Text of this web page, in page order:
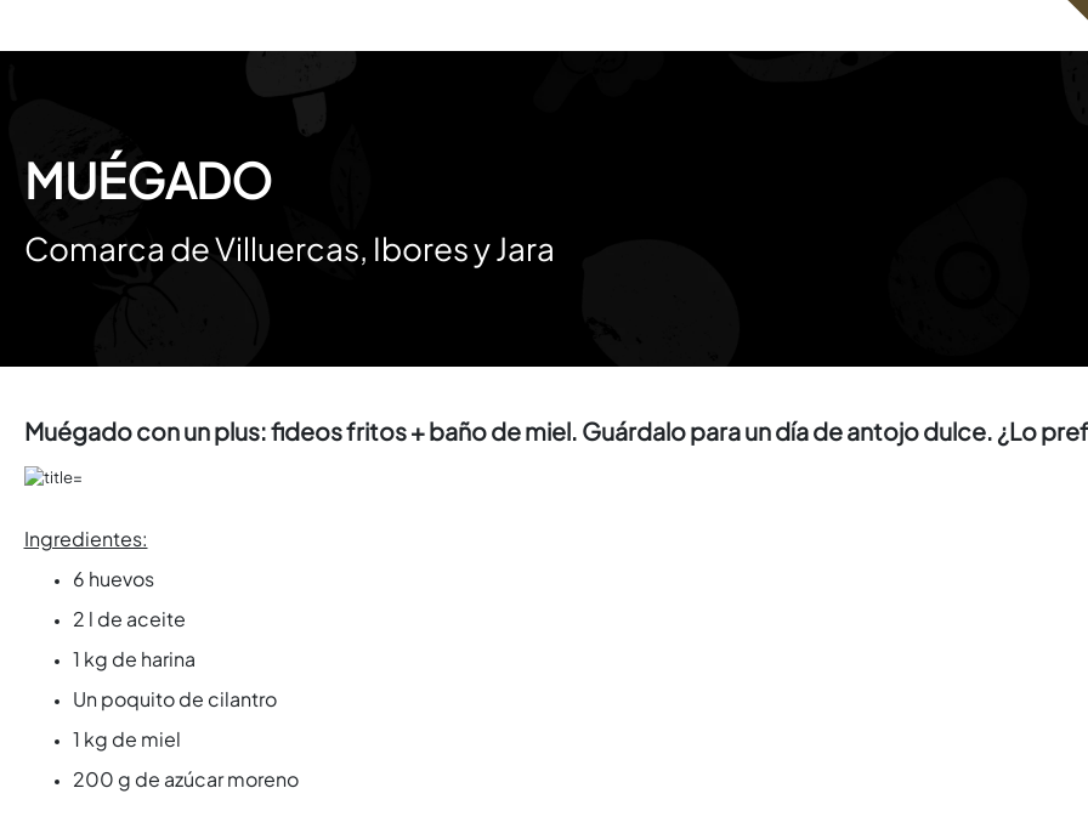
MUÉGADO
Comarca de Villuercas, Ibores y Jara
Muégado con un plus: fideos fritos + baño de miel. Guárdalo para un día de antojo dulce. ¿Lo
Ingredientes:
6 huevos
2 l de aceite
1 kg de harina
Un poquito de cilantro
1 kg de miel
200 g de azúcar moreno